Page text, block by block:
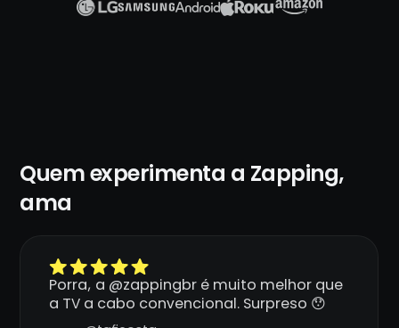
Quem experimenta a Zapping,
ama
Porra, a @zappingbr é muito melhor que
a TV a cabo convencional. Surpreso 😯